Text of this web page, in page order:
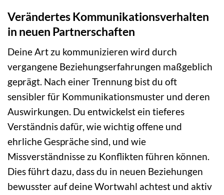
Verändertes Kommunikationsverhalten
in neuen Partnerschaften
Deine Art zu kommunizieren wird durch
vergangene Beziehungserfahrungen maßgeblich
geprägt. Nach einer Trennung bist du oft
sensibler für Kommunikationsmuster und deren
Auswirkungen. Du entwickelst ein tieferes
Verständnis dafür, wie wichtig offene und
ehrliche Gespräche sind, und wie
Missverständnisse zu Konflikten führen können.
Dies führt dazu, dass du in neuen Beziehungen
bewusster auf deine Wortwahl achtest und aktiv